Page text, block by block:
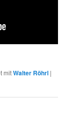
mitWalter Röhrl |